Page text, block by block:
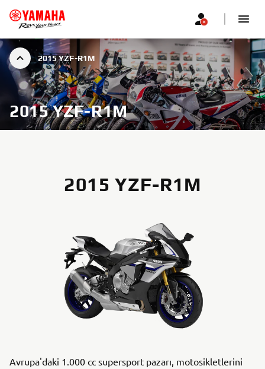
2015 YZF-R1M
2015 YZF-R1M
2015 YZF-R1M
Avrupa'daki 1.000 cc supersport pazarı, motosikletlerini